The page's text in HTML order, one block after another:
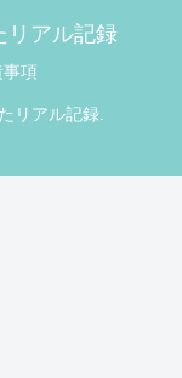
リアル記録
項
リアル記録.